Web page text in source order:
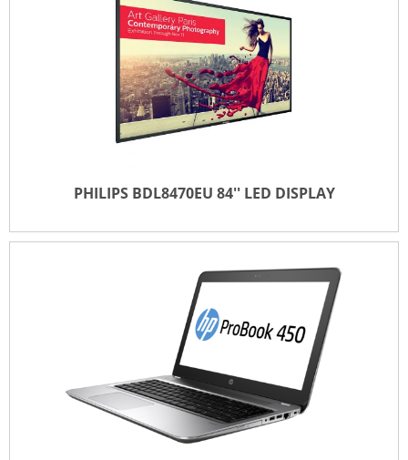
TOEVOEGEN VOOR OFFERTE
PHILIPS BDL8470EU 84'' LED DISPLAY
PHILIPS BDL8470EU 84'' LED DISPLAY
TOEVOEGEN VOOR OFFERTE